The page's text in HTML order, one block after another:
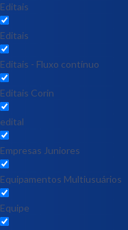
Editais
Editais
Editais - Fluxo contínuo
Editais Corin
edital
Empresas Juniores
Equipamentos Multiusuários
Equipe